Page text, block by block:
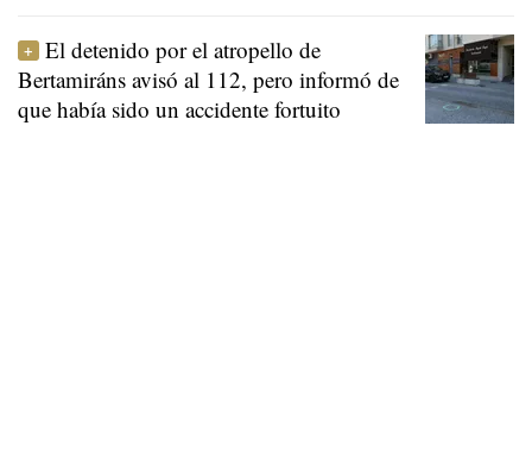
El detenido por el atropello de
Bertamiráns avisó al 112, pero informó de
que había sido un accidente fortuito